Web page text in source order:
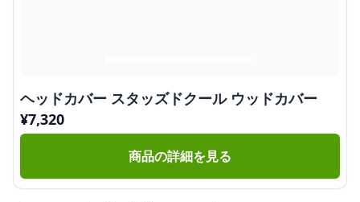
ヘッドカバー スタッズドクール ウッドカバー
¥7,320
商品の詳細を見る